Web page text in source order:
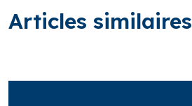
Articles similaires